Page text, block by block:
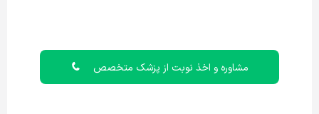
مشاوره و اخذ نوبت از پزشک متخصص